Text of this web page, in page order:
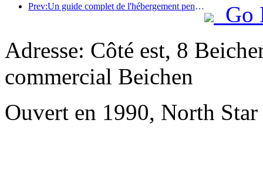
Prev:Un guide complet de l'hébergement pendant la saison touristique hivernale à Pékin La nouvelle cour de l'hôtel Jingneng déclenche un nouvel engouement touristique.
Go
Adresse: Côté est, 8
commercial Beichen
Ouvert en 1990, North